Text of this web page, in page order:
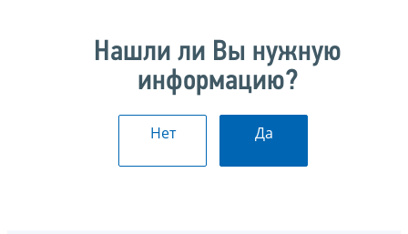
Нашли ли Вы нужную
информацию?
Нет Да